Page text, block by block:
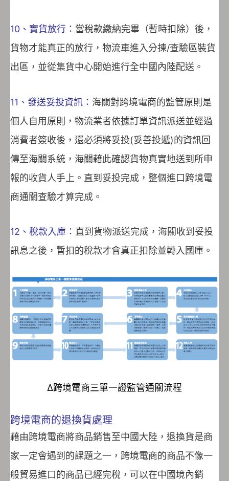
10、實貨放行： 當稅款繳納完畢（暫時扣除）後，
貨物才能真正的放行，物流車進入分揀/查驗區裝貨
出區，並從集貨中心開始進行全中國內陸配送。
11、發送妥投資訊： 海關對跨境電商的監管原則是
個人自用原則，物流業者依據訂單資訊派送並經過
消費者簽收後，還必須將妥投(妥善投遞)的資訊回
傳至海關系統，海關藉此確認貨物真實地送到所申
報的收貨人手上。直到妥投完成，整個進口跨境電
商通關查驗才算完成。
12、稅款入庫： 直到貨物派送完成，海關收到妥投
訊息之後，暫扣的稅款才會真正扣除並轉入國庫。
Δ跨境電商三單一證監管通關流程
跨境電商的退換貨處理
藉由跨境電商將商品銷售至中國大陸，退換貨是商
家一定會遇到的課題之一，跨境電商的商品不像一
般貿易進口的商品已經完稅，可以在中國境內銷